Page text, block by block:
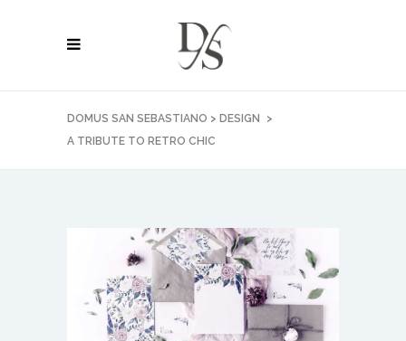
DOMUS SAN SEBASTIANO > DESIGN
>
A TRIBUTE TO RETRO CHIC